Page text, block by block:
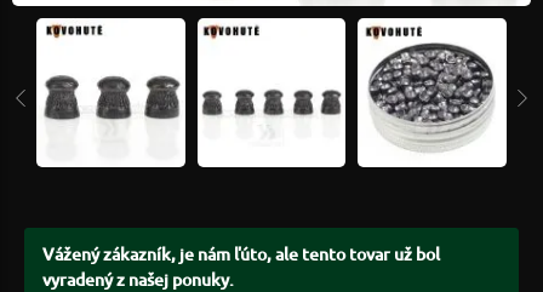
Vážený zákazník, je nám ľúto, ale tento tovar už bol
vyradený z našej ponuky.